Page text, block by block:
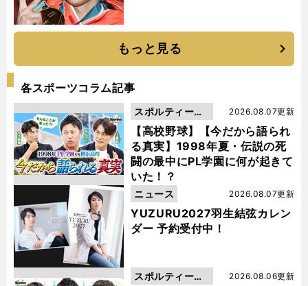
もっと見る
各スポーツコラム記事
【高校野球】【今だから語られ
る真実】1998年夏・伝説の死
闘の最中にPL学園に何が起きて
いた！？
2026.08.07更新
スポルティーバ
動画
YUZURU2027羽生結弦カレン
ダー 予約受付中！
2026.08.07更新
ニュース
2026.08.06更新
スポルティーバ